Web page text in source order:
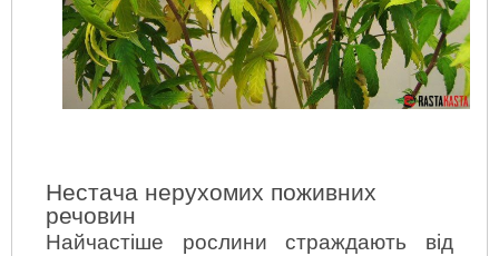
Нестача нерухомих поживних
речовин
Найчастіше рослини страждають від